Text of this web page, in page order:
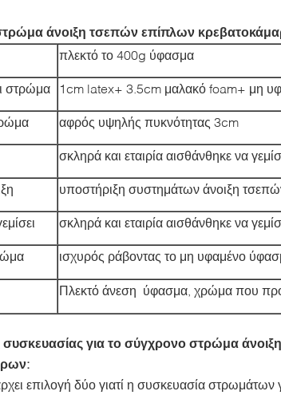
άνοιξη τσεπών επίπλων
πλεκτό το 400g ύφασμα
στρώμα 1cm latex+ 3.5cm μαλακό foam+ μη
αφρός υψηλής πυκνότητας 3cm
σκληρά και εταιρία αισθάνθηκε να
υποστήριξη συστημάτων άνοιξη
σκληρά και εταιρία αισθάνθηκε να
ισχυρός ράβοντας το μη υφαμένο
Πλεκτό άνεση ύφασμα, χρώμα που
για το σύγχρονο στρώμα
επιλογή δύο γιατί η συσκευασία